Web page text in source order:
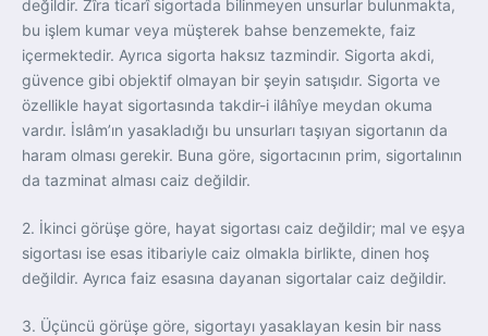
değildir. Zîra ticarî sigortada bilinmeyen unsurlar bulunmakta,
bu işlem kumar veya müşterek bahse benzemekte, faiz
içermektedir. Ayrıca sigorta haksız tazmindir. Sigorta akdi,
güvence gibi objektif olmayan bir şeyin satışıdır. Sigorta ve
özellikle hayat sigortasında takdir-i ilâhîye meydan okuma
vardır. İslâm’ın yasakladığı bu unsurları taşıyan sigortanın da
haram olması gerekir. Buna göre, sigortacının prim, sigortalının
da tazminat alması caiz değildir.
2. İkinci görüşe göre, hayat sigortası caiz değildir; mal ve eşya
sigortası ise esas itibariyle caiz olmakla birlikte, dinen hoş
değildir. Ayrıca faiz esasına dayanan sigortalar caiz değildir.
3. Üçüncü görüşe göre, sigortayı yasaklayan kesin bir nass